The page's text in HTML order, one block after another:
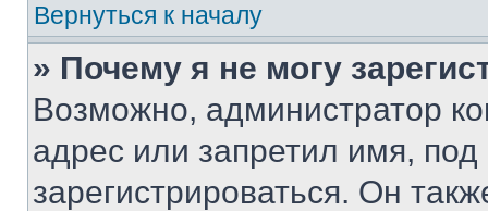
Вернуться к началу
» Почему я не могу
Возможно, администратор
адрес или запретил имя,
зарегистрироваться. Он